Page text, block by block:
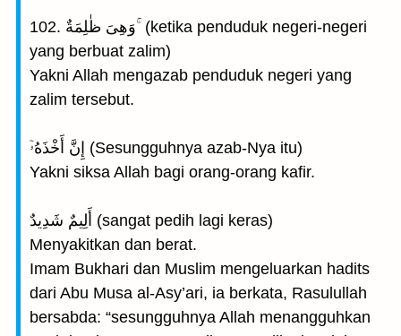
102. وَهِىَ ظٰلِمَةٌ ۚ (ketika penduduk negeri-negeri
yang berbuat zalim)
Yakni Allah mengazab penduduk negeri yang
zalim tersebut.
إِنَّ أَخْذَهُۥٓ (Sesungguhnya azab-Nya itu)
Yakni siksa Allah bagi orang-orang kafir.
أَلِيمٌ شَدِيدٌ (sangat pedih lagi keras)
Menyakitkan dan berat.
Imam Bukhari dan Muslim mengeluarkan hadits
dari Abu Musa al-Asy’ari, ia berkata, Rasulullah
bersabda: “sesungguhnya Allah menangguhkan